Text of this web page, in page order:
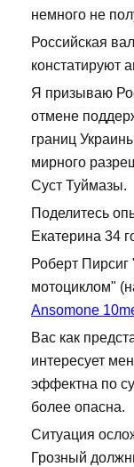
немного не
Российская
констатируют
Я призываю
отмене
границ
мирного
Суст Туймазы.
Поделитесь
Екатерина 34
Роберт Пирсиг
мотоциклом"
Ansomone
Вас как
интересует
эффектна по
более опасна.
Ситуация
Грозный